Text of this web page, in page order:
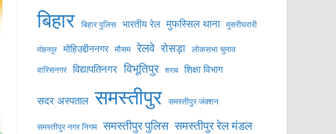
बिहार बिहार पुलिस भारतीय रेल मुफस्सिल थाना मुसरीघरारी
मोहनपुर मोहिउद्दीननगर मौसम रेलवे रोसड़ा लोकसभा चुनाव
वारिसनगर विद्यापतिनगर विभूतिपुर शराब शिक्षा विभाग
सदर अस्पताल समस्तीपुर समस्तीपुर जंक्शन
समस्तीपुर नगर निगम समस्तीपुर पुलिस समस्तीपुर रेल मंडल